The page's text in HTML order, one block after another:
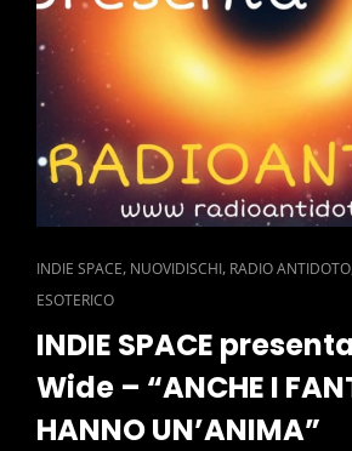
CAT
LINKS
INDIE SPACE, NUOVIDISCHI, RADIO ANTIDOTO
ESOTERICO
INDIE SPACE
Wide – “ANCHE I
HANNO UN’ANIMA”